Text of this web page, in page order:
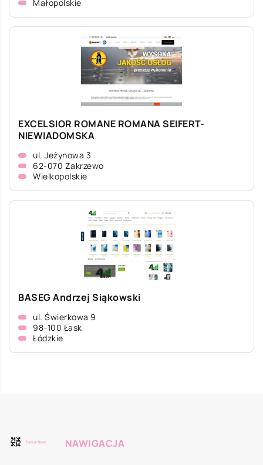
Małopolskie
EXCELSIOR ROMANE ROMANA SEIFERT-
NIEWIADOMSKA
ul. Jeżynowa 3
62-070 Zakrzewo
Wielkopolskie
BASEG Andrzej Siąkowski
ul. Świerkowa 9
98-100 Łask
Łódzkie
NAWIGACJA